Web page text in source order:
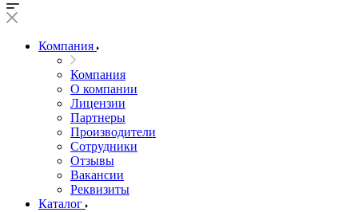
Компания
Компания
О компании
Лицензии
Партнеры
Производители
Сотрудники
Отзывы
Вакансии
Реквизиты
Каталог